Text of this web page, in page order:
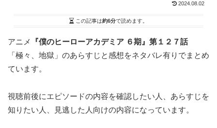
2024.08.02
この記事は約6分で読めます。
アニメ
『僕のヒーローアカデミア ６期』第１２７話
「極々、地獄」のあらすじと感想をネタバレ有りでまとめ
ています。
視聴前後にエピソードの内容を確認したい人、あらすじを
知りたい人、見逃した人向けの内容になっています。